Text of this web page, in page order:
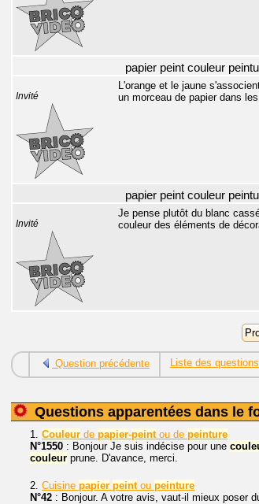
papier peint couleur
Invité
L'orange et le jaune
un morceau de papier dans
papier peint couleur
Invité
Je pense plutôt du blanc
couleur des éléments de
Question précédente Liste des questions
Questions apparentées dans le
1. Couleur de papier-peintou de peinture
N°1550 : Bonjour Je suis indécise pour une
couleur prune. D'avance, merci.
2. Cuisine papier peintou peinture
N°42 : Bonjour. A votre avis, vaut-il mieux poser